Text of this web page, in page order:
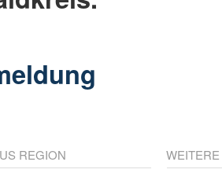
REGION